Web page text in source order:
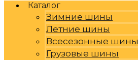
Каталог
Зимние шины
Летние шины
Всесезонные шины
Грузовые шины